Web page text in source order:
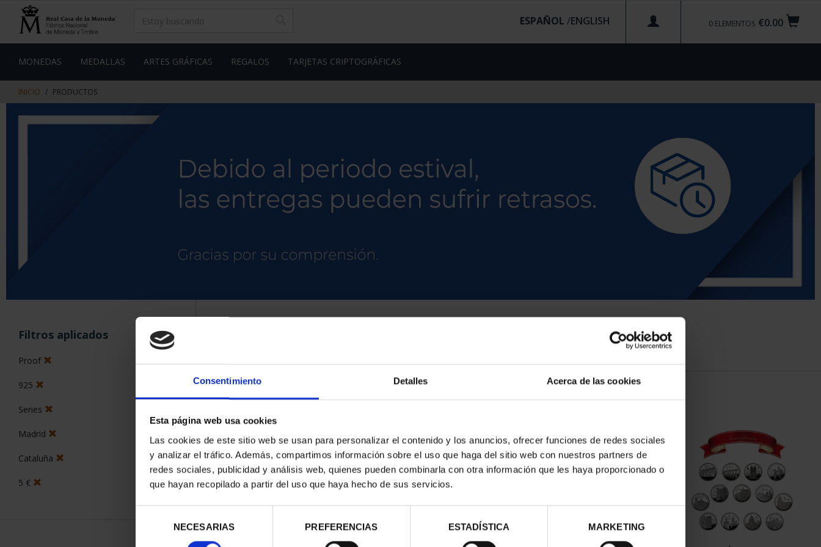
Consentimiento Detalles Acerca de las cookies
Esta página web usa cookies
Las cookies de este sitio web se usan para personalizar el contenido y los anuncios, ofrecer funciones de redes sociales
y analizar el tráfico. Además, compartimos información sobre el uso que haga del sitio web con nuestros partners de
redes sociales, publicidad y análisis web, quienes pueden combinarla con otra información que les haya proporcionado o
que hayan recopilado a partir del uso que haya hecho de sus servicios.
consentimiento
NECESARIAS PREFERENCIAS ESTADÍSTICA MARKETING
contenido
de
€0.00
0 ELEMENTOS
ESPAÑOL /
MONEDAS MEDALLAS ARTES GRÁFICAS REGALOS TARJETAS CRIPTOGRÁFICAS
INICIO PRODUCTOS
Filtros aplicados
Proof
925
Series
Madrid
Cataluña
5 €